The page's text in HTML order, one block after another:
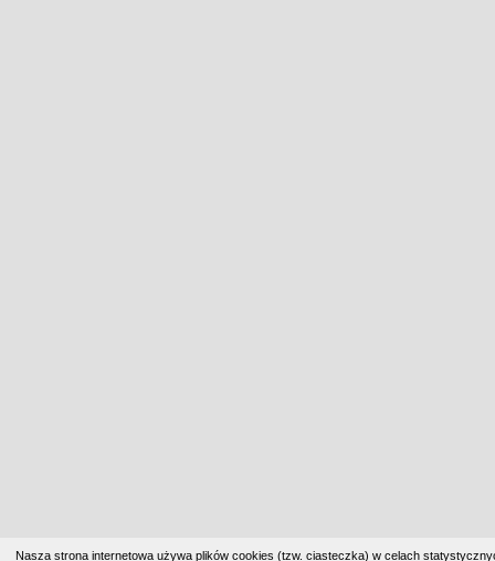
Nasza strona internetowa używa plików cookies (tzw. ciasteczka) w celach